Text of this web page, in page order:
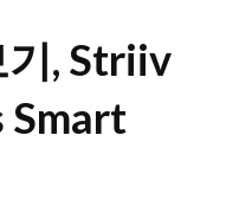
, Striiv
Smart